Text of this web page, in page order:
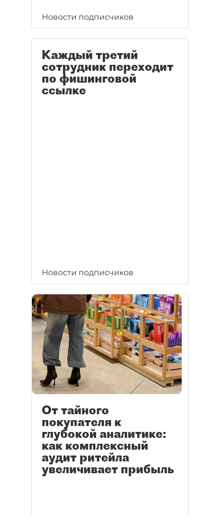
Новости подписчиков
Каждый третий
сотрудник переходит
по фишинговой
ссылке
Новости подписчиков
От тайного
покупателя к
глубокой аналитике:
как комплексный
аудит ритейла
увеличивает прибыль